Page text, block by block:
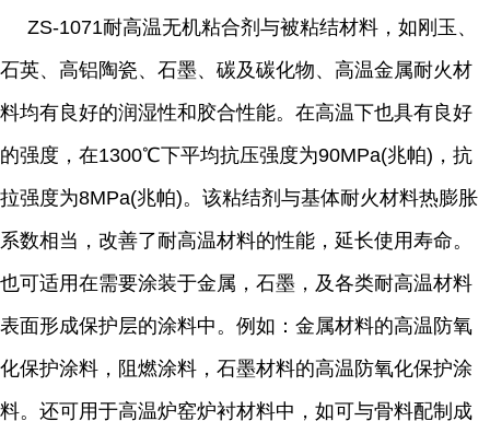
ZS-1071耐高温无机粘合剂与被粘结材料，如刚玉、
石英、高铝陶瓷、石墨、碳及碳化物、高温金属耐火材
料均有良好的润湿性和胶合性能。在高温下也具有良好
的强度，在1300℃下平均抗压强度为90MPa(兆帕) ，抗
拉强度为8MPa(兆帕)。该粘结剂与基体耐火材料热膨胀
系数相当，改善了耐高温材料的性能，延长使用寿命。
也可适用在需要涂装于金属，石墨，及各类耐高温材料
表面形成保护层的涂料中。例如：金属材料的高温防氧
化保护涂料，阻燃涂料，石墨材料的高温防氧化保护涂
料。还可用于高温炉窑炉衬材料中，如可与骨料配制成